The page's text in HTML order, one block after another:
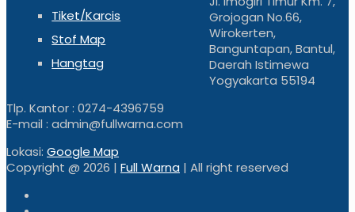
Tiket/Karcis
Stof Map
Hangtag
Grojogan No.66,
Wirokerten,
Banguntapan, Bantul,
Daerah Istimewa
Yogyakarta 55194
Tlp. Kantor : 0274-4396759
E-mail : admin@fullwarna.com
Lokasi: Google Map
Copyright @ 2026 | Full Warna | All right reserved